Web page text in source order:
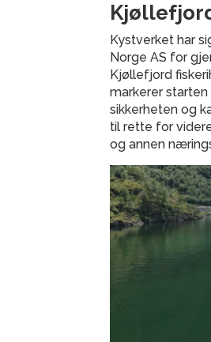
Kystverket har
Norge AS for
Kjøllefjord
markerer
sikkerheten og
til rette for
og annen